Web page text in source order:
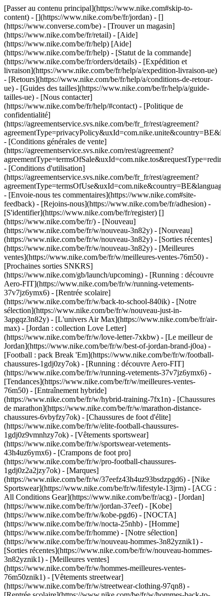
[Passer au contenu principal](https://www.nike.com#skip-to-
content) - [](https://www.nike.com/be/fr/jordan) - []
(https://www.converse.com/be) - [Trouver un magasin]
(https://www.nike.com/be/fr/retail) - [Aide]
(https://www.nike.com/be/fr/help) [Aide]
(https://www.nike.com/be/fr/help) - [Statut de la commande]
(https://www.nike.com/be/fr/orders/details) - [Expédition et
livraison](https://www.nike.com/be/fr/help/a/expedition-livraison-ue)
- [Retours](https://www.nike.com/be/fr/help/a/conditions-de-retour-
ue) - [Guides des tailles](https://www.nike.com/be/fr/help/a/guide-
tailles-ue) - [Nous contacter]
(https://www.nike.com/be/fr/help/#contact) - [Politique de
confidentialité]
(https://agreementservice.svs.nike.com/be/fr_fr/rest/agreement?
- [Conditions générales de vente]
(https://agreementservice.svs.nike.com/rest/agreement?
- [Conditions d'utilisation]
(https://agreementservice.svs.nike.com/be/fr_fr/rest/agreement?
- [Envoie-nous tes commentaires](https://www.nike.com#site-
feedback) - [Rejoins-nous](https://www.nike.com/be/fr/adhesion) -
[S'identifier](https://www.nike.com/be/fr/register) []
(https://www.nike.com/be/fr/) - [Nouveau]
(https://www.nike.com/be/fr/w/nouveau-3n82y) - [Nouveau]
(https://www.nike.com/be/fr/w/nouveau-3n82y) - [Sorties récentes]
(https://www.nike.com/be/fr/w/nouveau-3n82y) - [Meilleures
ventes](https://www.nike.com/be/fr/w/meilleures-ventes-76m50) -
[Prochaines sorties SNKRS]
(https://www.nike.com/gb/launch/upcoming) - [Running : découvre
Aero-FIT](https://www.nike.com/be/fr/w/running-vetements-
37v7jz6ymx6) - [Rentrée scolaire]
(https://www.nike.com/be/fr/w/back-to-school-840ik) - [Notre
sélection](https://www.nike.com/be/fr/w/nouveau-just-in-
3apgqz3n82y) - [L'univers Air Max](https://www.nike.com/be/fr/air-
max) - [Jordan : collection Love Letter]
(https://www.nike.com/be/fr/w/love-letter-7xkbw) - [Le meilleur de
Jordan](https://www.nike.com/be/fr/w/best-of-jordan-brand-j0oa) -
[Football : pack Break 'Em](https://www.nike.com/be/fr/w/football-
chaussures-1gdj0zy7ok) - [Running : découvre Aero-FIT]
(https://www.nike.com/be/fr/w/running-vetements-37v7jz6ymx6) -
[Tendances](https://www.nike.com/be/fr/w/meilleures-ventes-
76m50) - [Entraînement hybride]
(https://www.nike.com/be/fr/w/hybrid-training-7fx1n) - [Chaussures
de marathon](https://www.nike.com/be/fr/w/marathon-distance-
chaussures-6vbyfzy7ok) - [Chaussures de foot d'élite]
(https://www.nike.com/be/fr/w/elite-football-chaussures-
1gdj0z9vmnhzy7ok) - [Vêtements sportswear]
(https://www.nike.com/be/fr/w/sportswear-vetements-
43h4uz6ymx6) - [Crampons de foot pro]
(https://www.nike.com/be/fr/w/pro-football-chaussures-
1gdj0z2a2jzy7ok) - [Marques]
(https://www.nike.com/be/fr/w/37eefz43h4uz93bsdzpgd6) - [Nike
Sportswear](https://www.nike.com/be/fr/w/lifestyle-13jrm) - [ACG :
All Conditions Gear](https://www.nike.com/be/fr/acg) - [Jordan]
(https://www.nike.com/be/fr/w/jordan-37eef) - [Kobe]
(https://www.nike.com/be/fr/w/kobe-pgd6) - [NOCTA]
(https://www.nike.com/be/fr/w/nocta-25nhb) - [Homme]
(https://www.nike.com/be/fr/homme) - [Notre sélection]
(https://www.nike.com/be/fr/w/nouveau-hommes-3n82yznik1) -
[Sorties récentes](https://www.nike.com/be/fr/w/nouveau-hommes-
3n82yznik1) - [Meilleures ventes]
(https://www.nike.com/be/fr/w/hommes-meilleures-ventes-
76m50znik1) - [Vêtements streetwear]
(https://www.nike.com/be/fr/w/streetwear-clothing-97qn8) -